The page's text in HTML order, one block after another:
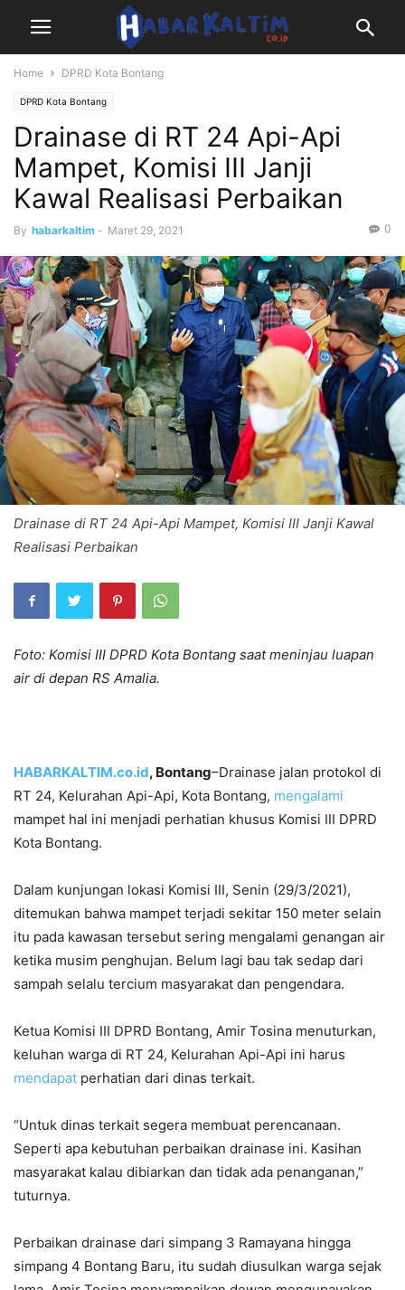
Home DPRD Kota Bontang
DPRD Kota Bontang
Drainase di RT 24 Api-Api
Mampet, Komisi III Janji
Kawal Realisasi Perbaikan
By habarkaltim - Maret 29, 2021 0
Drainase di RT 24 Api-Api Mampet, Komisi III Janji Kawal
Realisasi Perbaikan
Foto: Komisi III DPRD Kota Bontang saat meninjau luapan
air di depan RS Amalia.
HABARKALTIM.co.id, Bontang–Drainase jalan protokol di
RT 24, Kelurahan Api-Api, Kota Bontang, mengalami
mampet hal ini menjadi perhatian khusus Komisi III DPRD
Kota Bontang.
Dalam kunjungan lokasi Komisi III, Senin (29/3/2021),
ditemukan bahwa mampet terjadi sekitar 150 meter selain
itu pada kawasan tersebut sering mengalami genangan air
ketika musim penghujan. Belum lagi bau tak sedap dari
sampah selalu tercium masyarakat dan pengendara.
Ketua Komisi III DPRD Bontang, Amir Tosina menuturkan,
keluhan warga di RT 24, Kelurahan Api-Api ini harus
mendapat perhatian dari dinas terkait.
“Untuk dinas terkait segera membuat perencanaan.
Seperti apa kebutuhan perbaikan drainase ini. Kasihan
masyarakat kalau dibiarkan dan tidak ada penanganan,”
tuturnya.
Perbaikan drainase dari simpang 3 Ramayana hingga
simpang 4 Bontang Baru, itu sudah diusulkan warga sejak